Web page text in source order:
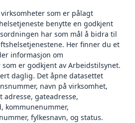
som er pålagt
benytte en godkjent
har som mål å bidra til
Her finner du et
informasjon om
er godkjent av Arbeidstilsynet.
daglig. Det åpne datasettet
navn på virksomhet,
adresse, gateadresse,
kommunenummer,
fylkesnavn, og status.